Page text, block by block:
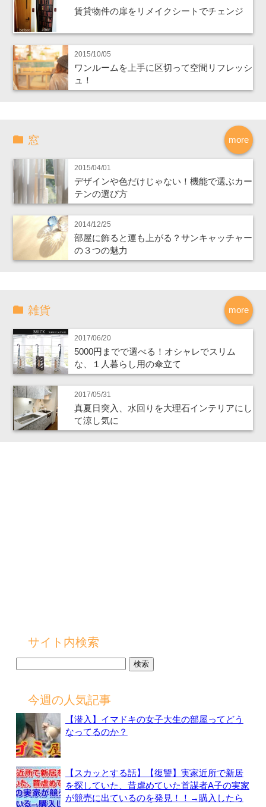
賃貸物件の扉をリメイクシートでチェンジ
2015/10/05
ワンルームを上手に区切って空間リフレッシ
ュ！
more
窓
2015/04/01
デザインや色だけじゃない！機能で選ぶカー
テンの選び方
2014/12/25
部屋に飾ると運も上がる？サンキャッチャー
の３つの魅力
more
雑貨
2017/06/20
5000円までで選べる！オシャレでスリム
な、１人暮らし用の傘立て
2017/05/31
真夏日突入、水回りを大理石インテリアにし
て涼し気に
サイト内検索
今週の人気記事
【潜入】イマドキの女子大生の部屋ってどう
なってるのか？
【スカッとする話】【復讐】実家近所で新居
を探していた、昔虐めていた首謀者A子の実家
が競売に出ているのを発見！！→購入したら